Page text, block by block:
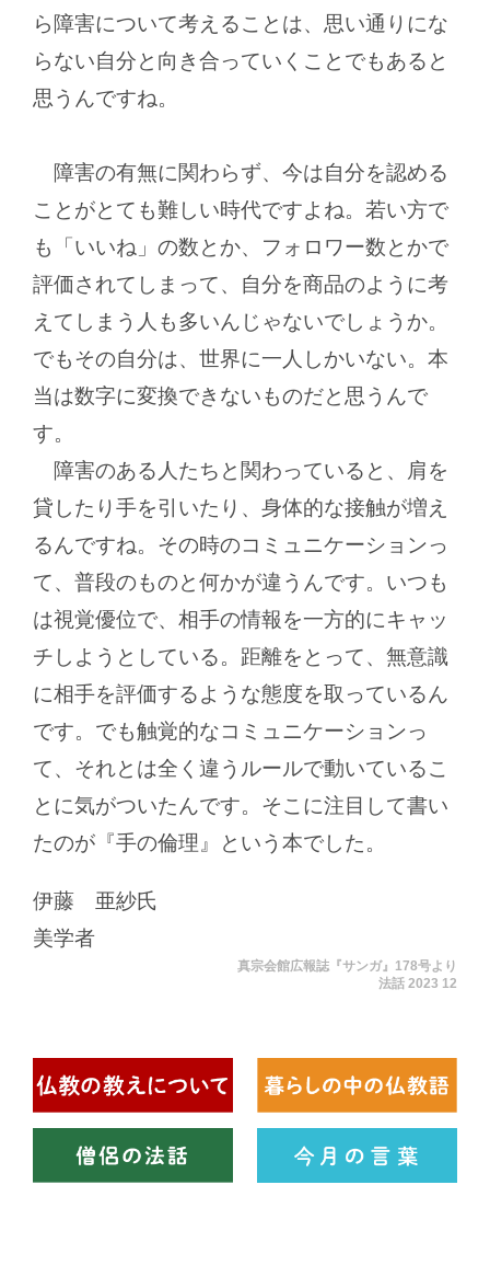
ら障害について考えることは、思い通りにな
らない自分と向き合っていくことでもあると
思うんですね。
障害の有無に関わらず、今は自分を認める
ことがとても難しい時代ですよね。若い方で
も「いいね」の数とか、フォロワー数とかで
評価されてしまって、自分を商品のように考
えてしまう人も多いんじゃないでしょうか。
でもその自分は、世界に一人しかいない。本
当は数字に変換できないものだと思うんで
す。
障害のある人たちと関わっていると、肩を
貸したり手を引いたり、身体的な接触が増え
るんですね。その時のコミュニケーションっ
て、普段のものと何かが違うんです。いつも
は視覚優位で、相手の情報を一方的にキャッ
チしようとしている。距離をとって、無意識
に相手を評価するような態度を取っているん
です。でも触覚的なコミュニケーションっ
て、それとは全く違うルールで動いているこ
とに気がついたんです。そこに注目して書い
たのが『手の倫理』という本でした。
伊藤 亜紗氏
美学者
真宗会館広報誌『サンガ』178号より
法話 2023 12